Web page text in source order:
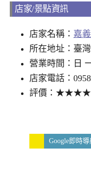
店家/景點資訊
店家名稱： 嘉
所在地址：臺
營業時間：日
店家電話：
評價：
Google即時導